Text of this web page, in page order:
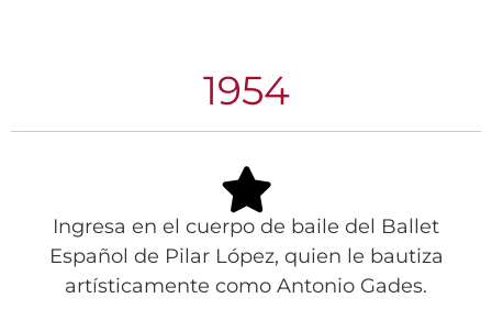
1954
Ingresa en el cuerpo de baile del Ballet
Español de Pilar López, quien le bautiza
artísticamente como Antonio Gades.